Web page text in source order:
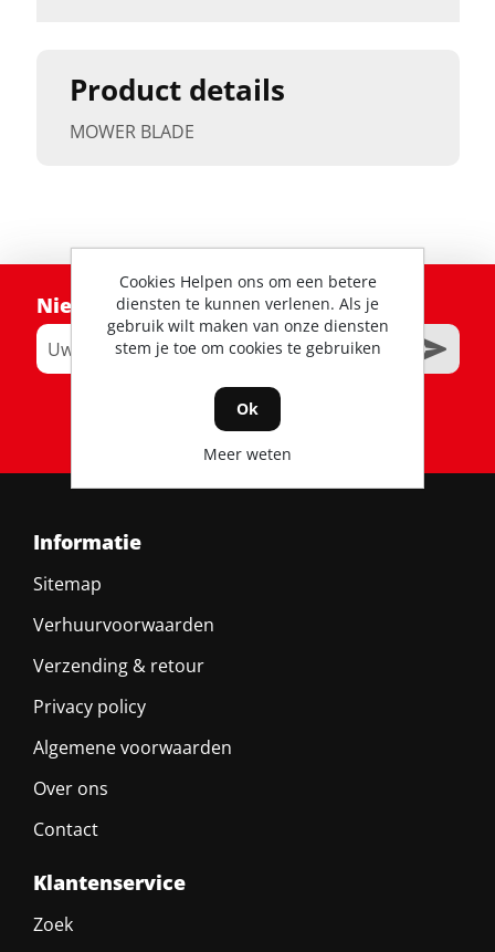
Product details
MOWER BLADE
Nieuwsbrief
RSS
Informatie
Sitemap
Verhuurvoorwaarden
Verzending & retour
Privacy policy
Algemene voorwaarden
Over ons
Contact
Klantenservice
Zoek
Cookies Helpen ons om een betere
diensten te kunnen verlenen. Als je
gebruik wilt maken van onze diensten
stem je toe om cookies te gebruiken
Ok
Meer weten